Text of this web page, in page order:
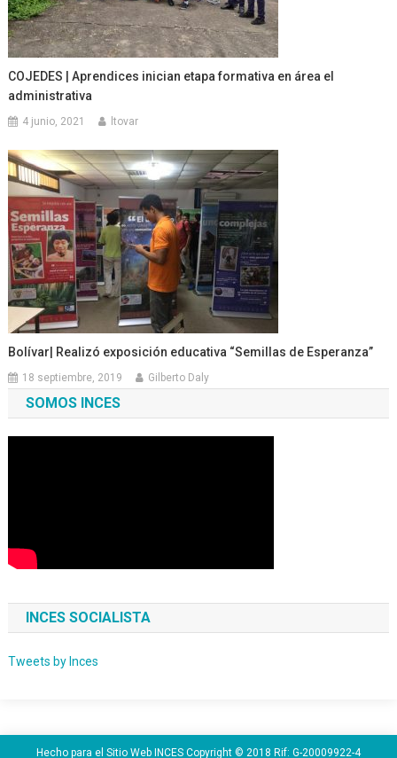
COJEDES | Aprendices inician etapa formativa en área el
administrativa
4 junio, 2021 ltovar
Bolívar| Realizó exposición educativa “Semillas de Esperanza”
18 septiembre, 2019 Gilberto Daly
SOMOS INCES
INCES SOCIALISTA
Tweets by Inces
Hecho para el Sitio Web INCES Copyright © 2018 Rif: G-20009922-4